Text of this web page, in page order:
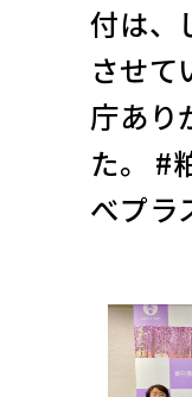
付は、
させて
庁あり
た。 #
べプラ